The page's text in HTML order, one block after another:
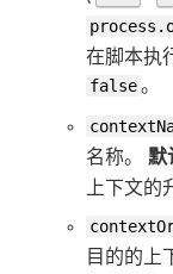
在脚本执
false。
名称。 默
上下文的
目的的上